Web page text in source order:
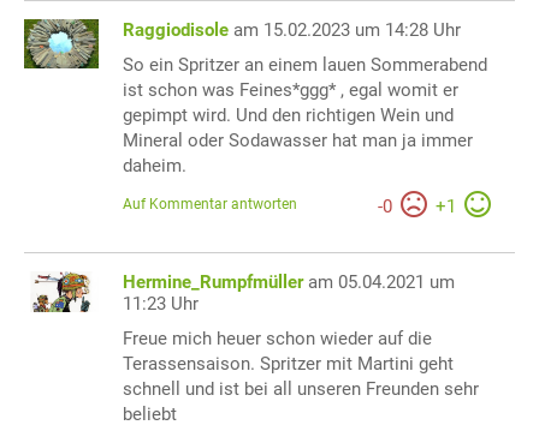
Raggiodisole am 15.02.2023 um 14:28 Uhr
So ein Spritzer an einem lauen Sommerabend
ist schon was Feines*ggg* , egal womit er
gepimpt wird. Und den richtigen Wein und
Mineral oder Sodawasser hat man ja immer
daheim.
-0 +1
Auf Kommentar antworten
Hermine_Rumpfmüller am 05.04.2021 um
11:23 Uhr
Freue mich heuer schon wieder auf die
Terassensaison. Spritzer mit Martini geht
schnell und ist bei all unseren Freunden sehr
beliebt